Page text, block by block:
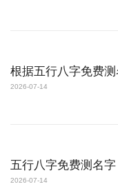
根据五行八字免费
2026-07-14
五行八字免费测名字
2026-07-14